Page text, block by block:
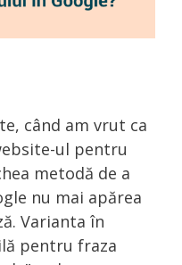
când am vrut ca
ul pentru
metodă de a
nu mai apărea
Varianta în
pentru fraza